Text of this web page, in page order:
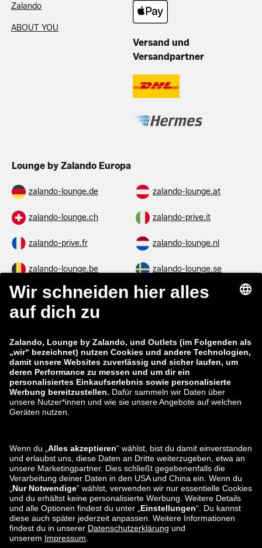
Zalando
ABOUT YOU
Versand und
Versandpartner
Lounge by Zalando Europa
zalando-lounge.de zalando-lounge.at
zalando-lounge.ch zalando-prive.it
zalando-prive.fr zalando-lounge.nl
zalando-lounge.be zalando-lounge.se
zalando-lounge.fi zalando-lounge.dk
zalando-lounge.co.uk
zalando-prive.es zalando-lounge.cz
zalando-lounge.lt zalando-lounge.sk
zalando-lounge.ro zalando-lounge.hr
zalando-lounge.lu zalando-lounge.ee
zalando-lounge.lv zalando-lounge.no
Du findest uns
auch bei